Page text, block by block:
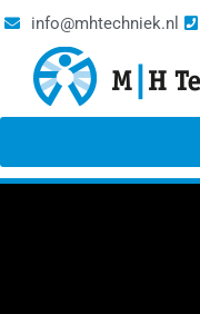
info@mhtechniek.nl